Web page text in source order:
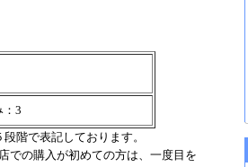
：3
階で表記しております。
での購入が初めての方は、一度目を